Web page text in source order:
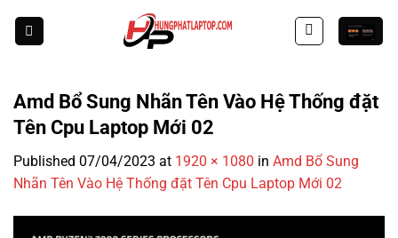
Amd Bổ Sung Nhãn Tên Vào Hệ Thống đặt
Tên Cpu Laptop Mới 02
Published 07/04/2023 at 1920 × 1080 in Amd Bổ Sung
Nhãn Tên Vào Hệ Thống đặt Tên Cpu Laptop Mới 02